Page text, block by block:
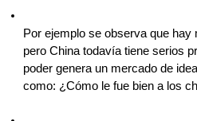
Por ejemplo se observa que
pero China todavía tiene serios
poder genera un mercado de
como: ¿Cómo le fue bien a los